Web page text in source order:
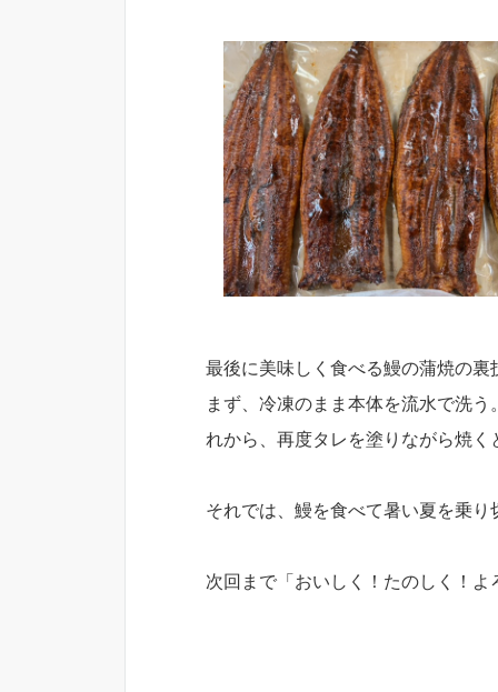
最後に美味しく食べる鰻の蒲焼の
まず、冷凍のまま本体を流水で洗
れから、再度タレを塗りながら焼
それでは、鰻を食べて暑い夏を乗り
次回まで「おいしく！たのしく！よ